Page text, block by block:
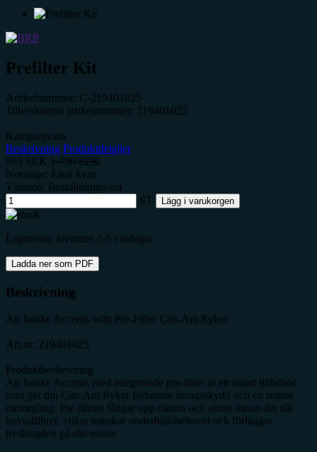
Prefilter Kit
Artikelnummer: C-219401025
Tillverkarens artikelnummer: 219401025
Kampanjvara
Beskrivning Produktdetaljer
965 SEK 1 790 SEK
Norrtälje: Fåtal kvar
Värmdö: Beställningsvara
ST
Lägg i varukorgen
Lagervara, leverans 2-5 vardagar
Ladda ner som PDF
Beskrivning
Air Intake Accents with Pre-Filter Can-Am Ryker
Art.nr: 219401025
Produktbeskrivning
Air Intake Accents med integrerade pre-filter är ett smart tillbehör
som ger din Can-Am Ryker förbättrat insugsskydd och en renare
motorgång. Pre-filtren fångar upp damm och smuts innan det når
huvudfiltret, vilket minskar underhållsbehovet och förlänger
livslängden på din motor.